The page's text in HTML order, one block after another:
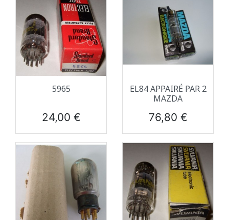
5965
Prix
24,00 €
EL84 APPAIRÉ PAR 2
MAZDA
Prix
76,80 €